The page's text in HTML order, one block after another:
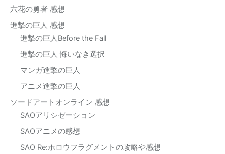
六花の勇者 感想
進撃の巨人 感想
進撃の巨人Before the Fall
進撃の巨人 悔いなき選択
マンガ進撃の巨人
アニメ進撃の巨人
ソードアートオンライン 感想
SAOアリシゼーション
SAOアニメの感想
SAO Re:ホロウフラグメントの攻略や感想